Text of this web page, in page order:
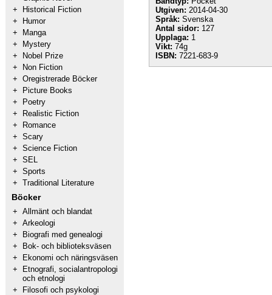
+
Historical Fiction
+
Humor
+
Manga
+
Mystery
+
Nobel Prize
+
Non Fiction
+ Oregistrerade Böcker
+
Picture Books
+
Poetry
+
Realistic Fiction
+
Romance
+ Scary
+ Science Fiction
+ SEL
+ Sports
+ Traditional Literature
Böcker
+ Allmänt och blandat
+ Arkeologi
+
Biografi med genealogi
+
Bok- och biblioteksväsen
+
Ekonomi och näringsväsen
+
Etnografi, socialantropologi
och etnologi
+
Filosofi och psykologi
Utgiven: 2014-04-30
Språk: Svenska
Antal sidor: 127
Upplaga: 1
Vikt: 74g
ISBN: 7221-683-9